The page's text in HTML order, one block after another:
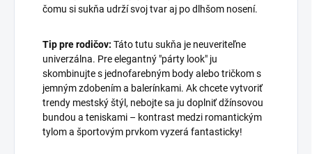
čomu si sukňa udrží svoj tvar aj po dlhšom nosení.
Tip pre rodičov: Táto tutu sukňa je neuveriteľne
univerzálna. Pre elegantný "párty look" ju
skombinujte s jednofarebným body alebo tričkom s
jemným zdobením a balerínkami. Ak chcete vytvoriť
trendy mestský štýl, nebojte sa ju doplniť džínsovou
bundou a teniskami – kontrast medzi romantickým
tylom a športovým prvkom vyzerá fantasticky!